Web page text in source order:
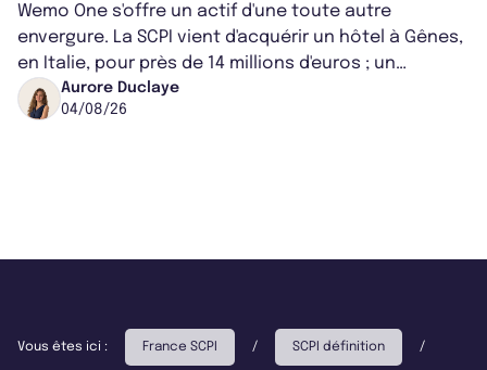
Wemo One s'offre un actif d'une toute autre
envergure. La SCPI vient d'acquérir un hôtel à Gênes,
en Italie, pour près de 14 millions d'euros ; un
montant qui fait entorse avec ses...
Aurore Duclaye
04/08/26
Vous êtes ici : France SCPI / SCPI définition /